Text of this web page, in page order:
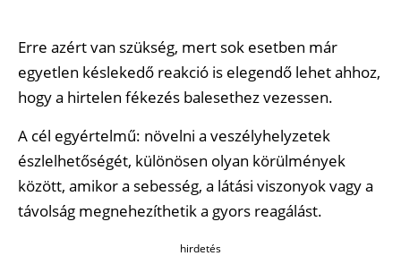
Erre azért van szükség, mert sok esetben már
egyetlen késlekedő reakció is elegendő lehet ahhoz,
hogy a hirtelen fékezés balesethez vezessen.
A cél egyértelmű: növelni a veszélyhelyzetek
észlelhetőségét, különösen olyan körülmények
között, amikor a sebesség, a látási viszonyok vagy a
távolság megnehezíthetik a gyors reagálást.
hirdetés